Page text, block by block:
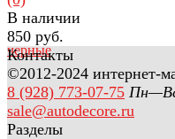
В наличии
850 руб.
Контакты
©2012-2024 интернет-
8 (928) 773-07-75
sale@autodecore.ru
Разделы